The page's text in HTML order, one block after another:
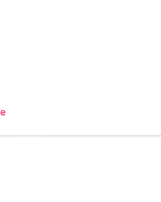
e